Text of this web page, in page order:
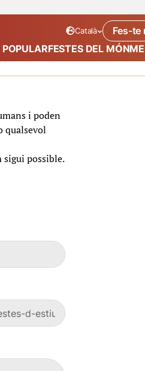
Idioma seleccionat:
Català
. Canviar idiomaFes-te
de “Ecosistema”FESTES DEL MÓN
i poden
qualsevol
possible.